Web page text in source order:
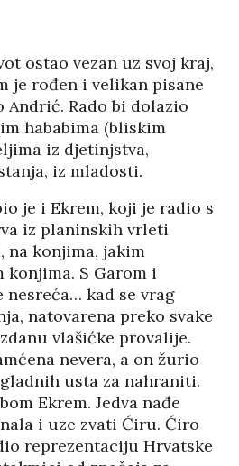
ostao vezan uz svoj kraj,
je rođen i velikan pisane
Andrić. Rado bi dolazio
hababima (bliskim
iz djetinjstva,
iz mladosti.
je i Ekrem, koji je radio s
iz planinskih vrleti
na konjima, jakim
konjima. S Garom i
nesreća… kad se vrag
natovarena preko svake
vlašićke provalije.
nevera, a on žurio
usta za nahraniti.
Ekrem. Jedva nađe
i uze zvati Ćiru. Ćiro
reprezentaciju Hrvatske